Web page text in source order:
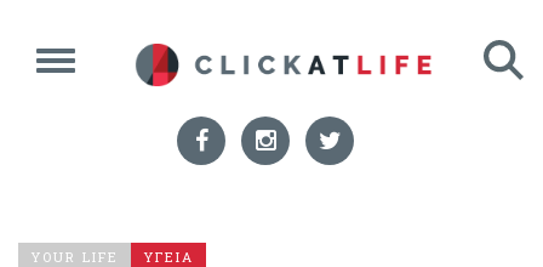
YOUR LIFE ΥΓΕΙΑ